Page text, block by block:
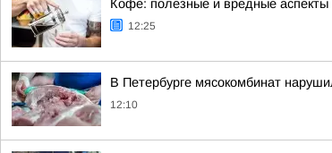
Кофе: полезные и вредные аспекты
12:25
В Петербурге мясокомбинат
12:10